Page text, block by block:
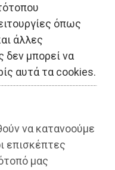
όπως
άλλες
δεν μπορεί να
αυτά τα cookies.
να κατανοούμε
επισκέπτες
μας